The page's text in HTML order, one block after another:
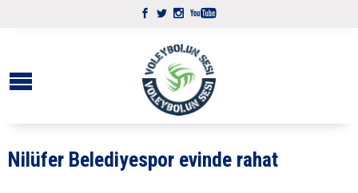
Nilüfer Belediyespor evinde rahat